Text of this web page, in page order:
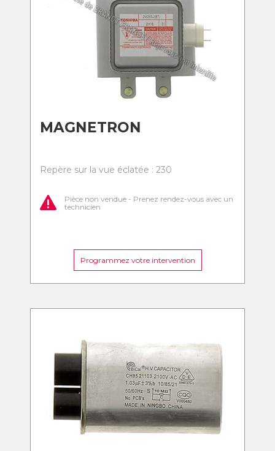
MAGNETRON
Repère sur la vue éclatée : 230
Pièce non vendue - Prenez rendez-vous avec un
technicien
Programmez votre intervention